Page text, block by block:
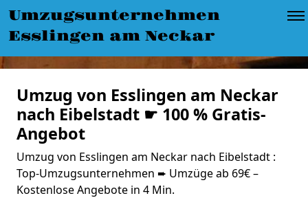
Umzugsunternehmen
Esslingen am Neckar
Umzug von Esslingen am Neckar
nach Eibelstadt ☛ 100 % Gratis-
Angebot
Umzug von Esslingen am Neckar nach Eibelstadt :
Top-Umzugsunternehmen ➨ Umzüge ab 69€ –
Kostenlose Angebote in 4 Min.